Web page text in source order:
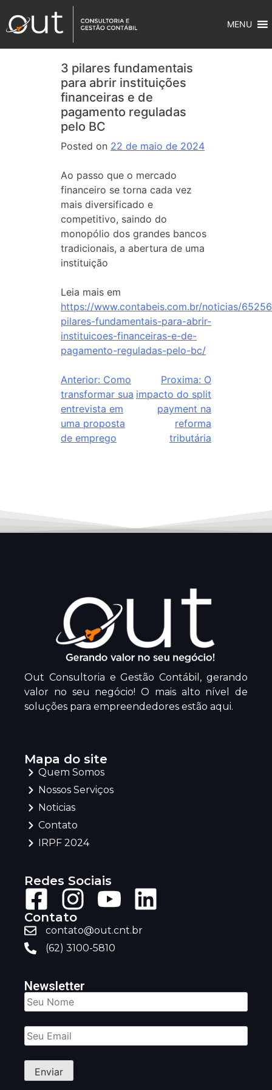
MENU
3 pilares fundamentais
para abrir instituições
financeiras e de
pagamento reguladas
pelo BC
Posted on 22 de maio de 2024
Ao passo que o mercado
financeiro se torna cada vez
mais diversificado e
competitivo, saindo do
monopólio dos grandes bancos
tradicionais, a abertura de uma
instituição
Leia mais em
https://www.contabeis.com.br/noticias/
pilares-fundamentais-para-abrir-
instituicoes-financeiras-e-de-
pagamento-reguladas-pelo-bc/
Anterior: Como
transformar sua
entrevista em
uma proposta
de emprego
Proxima: O
impacto do split
payment na
reforma
tributária
Out Consultoria e Gestão Contábil, gerando
valor no seu negócio! O mais alto nível de
soluções para empreendedores estão aqui.
Mapa do site
Quem Somos
Nossos Serviços
Noticias
Contato
IRPF 2024
Redes Sociais
Contato
contato@out.cnt.br
(62) 3100-5810
Newsletter